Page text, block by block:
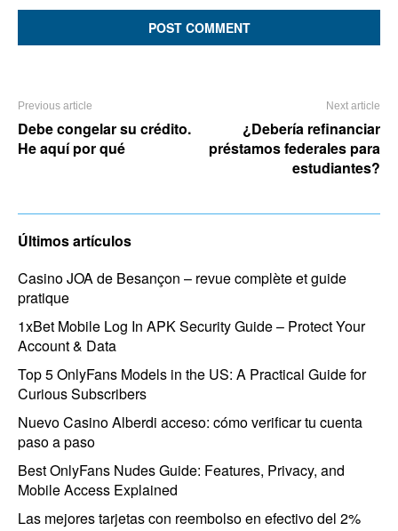
Previous article
Debe congelar su crédito.
He aquí por qué
Next article
¿Debería refinanciar
préstamos federales para
estudiantes?
Últimos artículos
Casino JOA de Besançon – revue complète et guide
pratique
1xBet Mobile Log In APK Security Guide – Protect Your
Account & Data
Top 5 OnlyFans Models in the US: A Practical Guide for
Curious Subscribers
Nuevo Casino Alberdi acceso: cómo verificar tu cuenta
paso a paso
Best OnlyFans Nudes Guide: Features, Privacy, and
Mobile Access Explained
Las mejores tarjetas con reembolso en efectivo del 2%